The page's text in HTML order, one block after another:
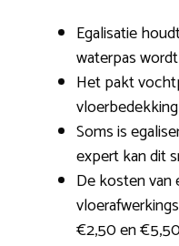
Egalisatie
waterpas
Het pakt
Soms is
expert kan dit
De kosten van
€2,50 en